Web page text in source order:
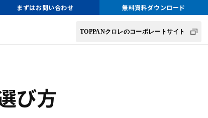
まずはお問い合わせ 無料資料ダウンロード
TOPPANクロレのコーポレートサイト
び方